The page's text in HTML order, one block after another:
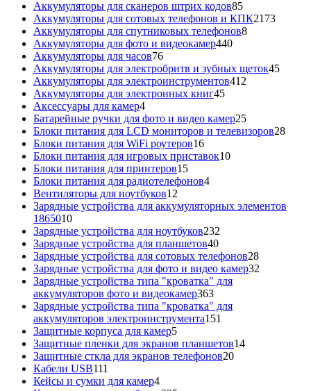
Аккумуляторы для сканеров штрих кодов8585
товаров
Аккумуляторы для сотовых телефонов и КПК21732173
Аккумуляторы для спутниковых телефонов88
Аккумуляторы для фото и видеокамер440440
Аккумуляторы для часов7676
товаров
Аккумуляторы для электробритв и зубных щеток4545
Аккумуляторы для электроинструментов412
Аккумуляторы для электронных книг4545
Аксессуары для камер44
товара
Батарейные ручки для фото и видео камер2525
товаров
Блоки питания для LCD мониторов и телевизоров2828
Блоки питания для WiFi роутеров1616
товаров
Блоки питания для игровых приставок1010
Блоки питания для принтеров1515
товаров
Блоки питания для радиотелефонов44
Вентиляторы для ноутбуков12
товаров
Зарядные устройства для аккумуляторных элементов
186501010
товаров
Зарядные устройства для ноутбуков232
Зарядные устройства для планшетов4040
товаров
Зарядные устройства для сотовых телефонов2828
товаров
Зарядные устройства для фото и видео камер32
Зарядные устройства типа "кроватка" для
аккумуляторов фото и видеокамер363363
товара
Зарядные устройства типа "кроватка" для
аккумуляторов электроинструмента151
Защитные корпуса для камер55
товаров
Защитные пленки для экранов планшетов1414
Защитные сткла для экранов телефонов2020
Кабели USB111
товаров
Кейсы и сумки для камер44